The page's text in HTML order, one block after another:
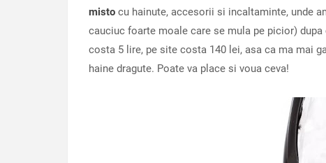
misto cu hainute, accesorii si incaltaminte, unde
cauciuc foarte moale care se mula pe picior)
costa 5 lire, pe site costa 140 lei, asa ca ma mai
haine dragute. Poate va place si voua ceva!